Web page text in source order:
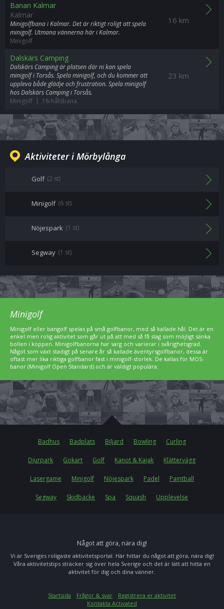
16 km
Banan Kalmar
Kalmar
Minigolfbana i Kalmar. Det är riktigt roligt att spela
minigolf. Utmana vännerna här i Kalmar.
Minigolf
23 km
Dalskärs Camping
Dalskärs Camping är platsen där ni kan spela
minigolf i Torsås. Spela minigolf, och du kommer att
uppleva både glädje och frustration. Spela minigolf
hos Dalskärs Camping i Torsås.
Minigolf | 18-hålsbana
Aktiviteter i Mörbylånga
Golf (2 st)
Minigolf (6 st)
Nöjespark (1 st)
Segway (1 st)
Minigolf
Minigolf eller bangolf spelas på små golfbanor, med så kallade hål. Det är en
enkel men rolig aktivitet som går ut på att med så få slag som möjligt sänka
bollen i koppen. Minigolfbanorna har sarg och varierar i svårighetsgrad.
Något som växt stadigt på senare år så kallade äventyrsgolfbanor, dessa är
oftast mer lika riktiga golfbanor fast i minigolf-storlek. De kallas för MOS-
banor (Minigolf Open Standard) och är väldigt populära.
Badhus Badplats Biljard Bowling Curling
Djurpark Gokart Golf Kanot & Kajak Klättervägg
Lasergame Minigolf Nöjespark Padel Paintball
Segway Skidbacke Spa Squash Upplevelse
Något att göra, nära dig!
Vi är Sveriges roligaste aktivitetsportal. Här hittar du något att göra, nära dig!
Våra aktivitetstips sträcker sig över hela Sverige och det är lätt att hitta en
aktivitet för dig och dina vänner.
Startsida Frågor & svar
Registrera er aktivitet
Kontakta Activated